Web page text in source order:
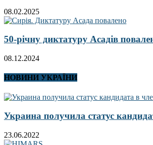
08.02.2025
50-річну диктатуру Асадів
08.12.2024
НОВИНИ УКРАЇНИ
Украина получила статус
23.06.2022